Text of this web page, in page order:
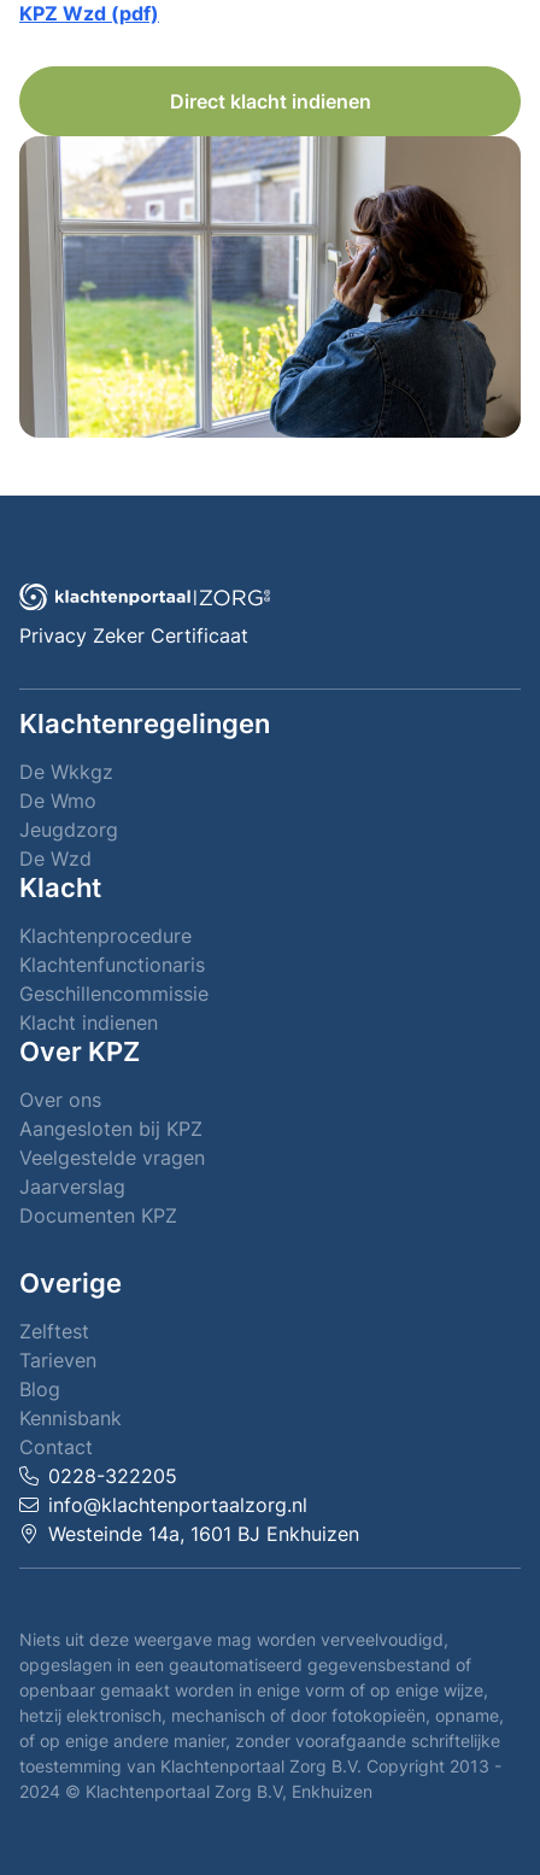
KPZ Wzd (pdf)
Direct klacht indienen
Privacy Zeker Certificaat
Klachtenregelingen
De Wkkgz
De Wmo
Jeugdzorg
De Wzd
Klacht
Klachtenprocedure
Klachtenfunctionaris
Geschillencommissie
Klacht indienen
Over KPZ
Over ons
Aangesloten bij KPZ
Veelgestelde vragen
Jaarverslag
Documenten KPZ
Overige
Zelftest
Tarieven
Blog
Kennisbank
Contact
0228-322205
info@klachtenportaalzorg.nl
Westeinde 14a, 1601 BJ Enkhuizen
Niets uit deze weergave mag worden verveelvoudigd,
opgeslagen in een geautomatiseerd gegevensbestand of
openbaar gemaakt worden in enige vorm of op enige wijze,
hetzij elektronisch, mechanisch of door fotokopieën, opname,
of op enige andere manier, zonder voorafgaande schriftelijke
toestemming van Klachtenportaal Zorg B.V. Copyright 2013 -
2024 © Klachtenportaal Zorg B.V, Enkhuizen